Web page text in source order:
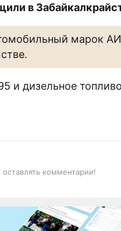
в
марок
и дизельное
комментарии!